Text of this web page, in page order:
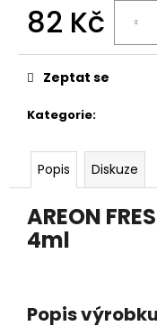
82 Kč
cena:
Kategorie:
Zeptat se
Popis Diskuze
AREON
4ml
Popis
D
o
o
u
e
m
PÁNEVNÍ